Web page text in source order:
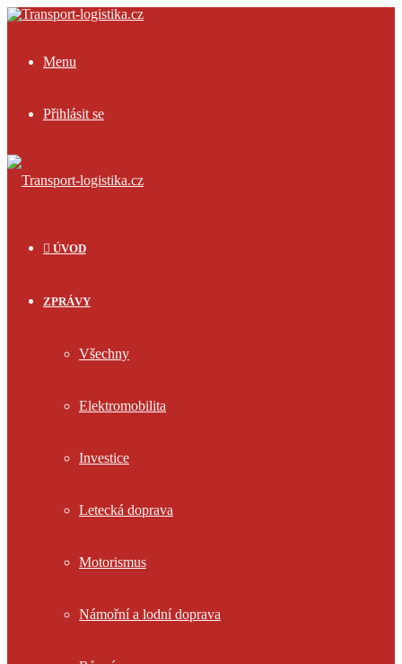
Menu
Přihlásit se
ÚVOD
ZPRÁVY
Všechny
Elektromobilita
Investice
Letecká doprava
Motorismus
Námořní a lodní doprava